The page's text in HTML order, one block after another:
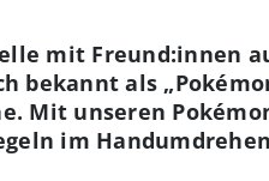
mit Freund:innen
bekannt als
Mit unseren
im